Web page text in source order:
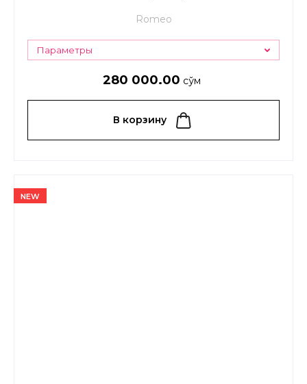
Romeo
Параметры
280 000.00 сўм
В корзину
NEW